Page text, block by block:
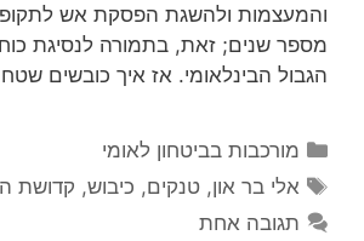
והמעצמות ולהשגת הפסקת אש
מספר שנים; זאת, בתמורה לנסיגת
הגבול הבינלאומי. אז איך כובשים
קטגוריות
מורכבות בביטחון לאומי
תגיות
אלי בר און,טנקים, כיבוש, קדושת
תגובה אחת